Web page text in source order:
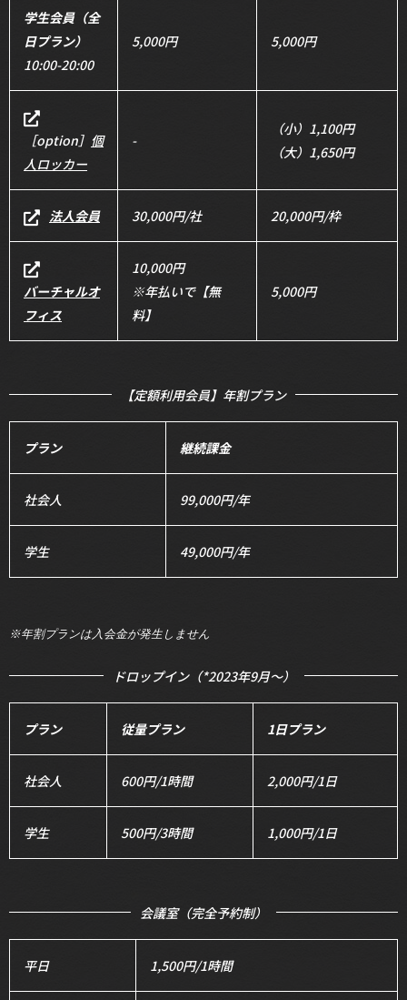
学生会員（全
日プラン）
10:00-20:00
5,000円 5,000円
［option］ 個
人ロッカー
-
（小）1,100円
（大）1,650円
法人会員 30,000円/社 20,000円/枠
バーチャルオ
フィス
10,000円
※年払いで【無
料】
5,000円
【定額利用会員】年割プラン
プラン 継続課金
社会人 99,000円/年
学生 49,000円/年
※年割プランは入会金が発生しません
ドロップイン（*2023年9月〜）
プラン 従量プラン 1日プラン
社会人 600円/1時間 2,000円/1日
学生 500円/3時間 1,000円/1日
会議室（完全予約制）
平日 1,500円/1時間